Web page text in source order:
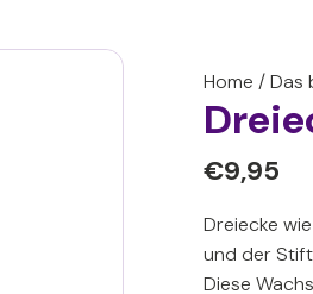
Home /Das
Normaler
€9,95
Dreiecke
und der
Diese